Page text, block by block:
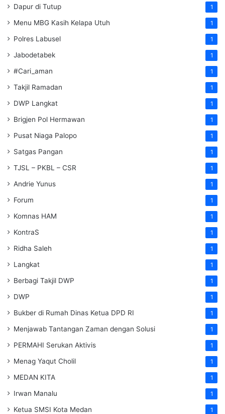
Dapur di Tutup 1
Menu MBG Kasih Kelapa Utuh 1
Polres Labusel 1
Jabodetabek 1
#Cari_aman 1
Takjil Ramadan 1
DWP Langkat 1
Brigjen Pol Hermawan 1
Pusat Niaga Palopo 1
Satgas Pangan 1
TJSL – PKBL – CSR 1
Andrie Yunus 1
Forum 1
Komnas HAM 1
KontraS 1
Ridha Saleh 1
Langkat 1
Berbagi Takjil DWP 1
DWP 1
Bukber di Rumah Dinas Ketua DPD RI 1
Menjawab Tantangan Zaman dengan Solusi 1
PERMAHI Serukan Aktivis 1
Menag Yaqut Cholil 1
MEDAN KITA 1
Irwan Manalu 1
Ketua SMSI Kota Medan 1